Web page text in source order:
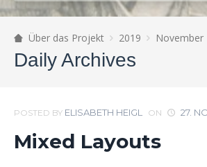
Über das Projekt 2019 November
Daily Archives
POSTED BY ELISABETH HEIGL ON 27.
Mixed Layouts